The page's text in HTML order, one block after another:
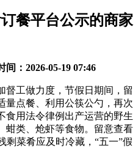
餐平台公示的商家
间： 2026-05-19 07:46
工做力度，节假日期间，留
量点餐、利用公筷公勺，再次
食用法令律例出产运营的野生
蚶类、炝虾等食物。留意查看
剩菜肴应及时冷藏，“五一”假